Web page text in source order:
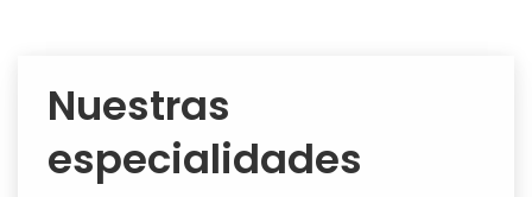
Nuestras
especialidades